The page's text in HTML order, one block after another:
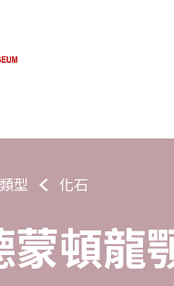
們
型 化石
蒙頓龍